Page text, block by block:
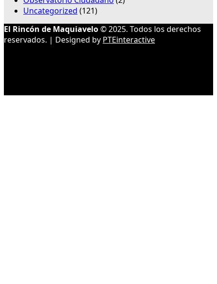
Uncategorized (121)
El Rincón de Maquiavelo© 2025. Todos los derechos
reservados. | Designed by PTEinteractive